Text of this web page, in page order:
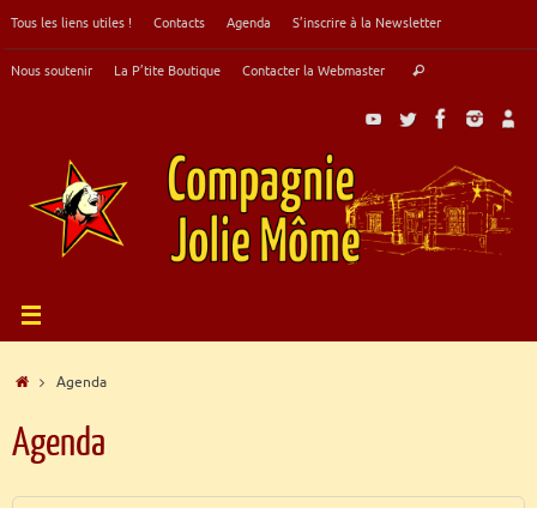
au
Tous les liens utiles ! Contacts Agenda S’inscrire à la Newsletter
Nous soutenir La P’tite Boutique Contacter la Webmaster Rechercher
Accueil
Agenda
Agenda